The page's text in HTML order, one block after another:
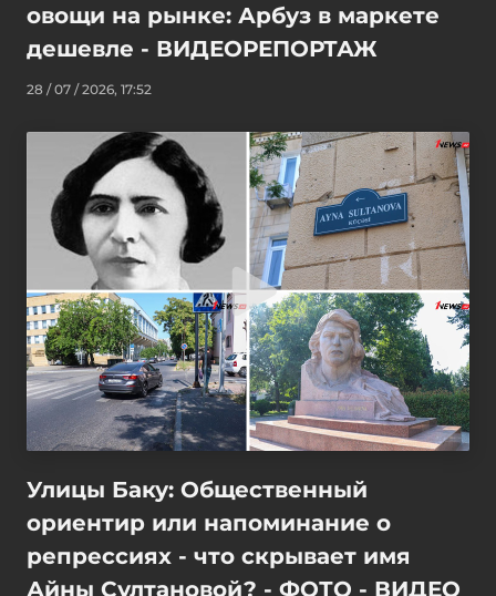
овощи на рынке: Арбуз в маркете
дешевле - ВИДЕОРЕПОРТАЖ
28 / 07 / 2026, 17:52
Улицы Баку: Общественный
ориентир или напоминание о
репрессиях - что скрывает имя
Айны Султановой? - ФОТО - ВИДЕО